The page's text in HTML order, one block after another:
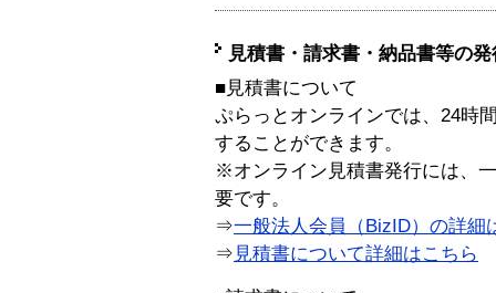
見積書・請求書・納品書等の
■見積書について
ぷらっとオンラインでは、24時
することができます。
※オンライン見積書発行には、
要です。
⇒一般法人会員（BizID）の詳細
⇒ 見積書について詳細はこちら